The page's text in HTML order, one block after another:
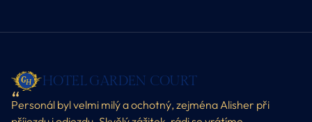
HOTEL GARDEN COURT
Personál byl velmi milý a ochotný, zejména Alisher při